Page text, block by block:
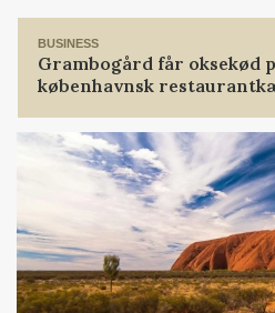
BUSINESS
Grambogård får oksekød
københavnsk